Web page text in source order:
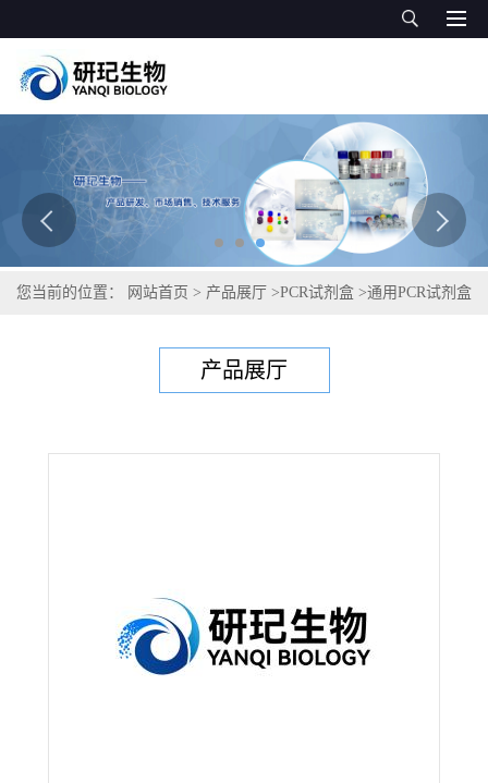
您当前的位置： 网站首页 > 产品展厅 >PCR试剂盒 >通用PCR试剂盒
产品展厅